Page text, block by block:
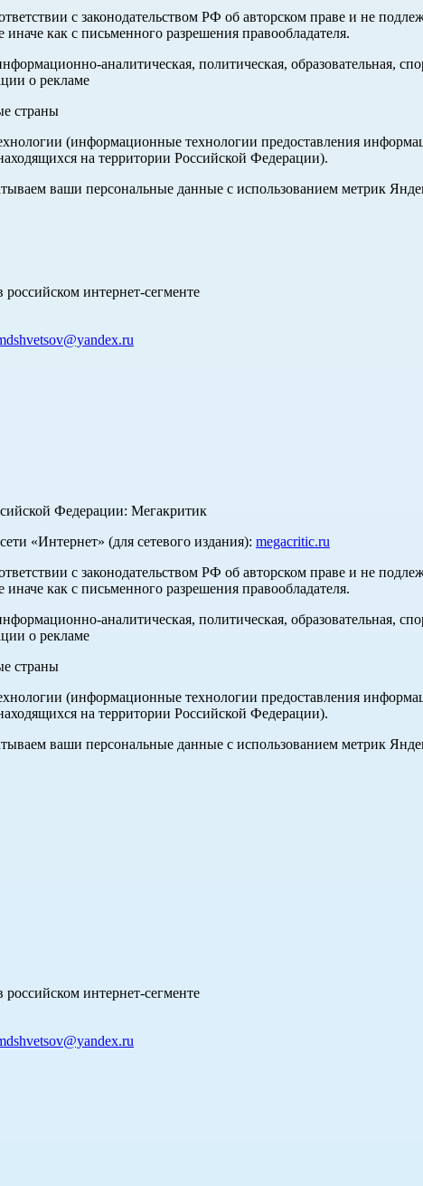
с законодательством РФ об авторском праве и не
как с письменного разрешения правообладателя.
аналитическая, политическая, образовательная,
о рекламе
страны
(информационные технологии предоставления
на территории Российской Федерации).
ваши персональные данные с использованием метрик
интернет-сегменте
Федерации: Мегакритик
«Интернет» (для сетевого издания): megacritic.ru
с законодательством РФ об авторском праве и не
как с письменного разрешения правообладателя.
аналитическая, политическая, образовательная,
о рекламе
страны
(информационные технологии предоставления
на территории Российской Федерации).
ваши персональные данные с использованием метрик
интернет-сегменте